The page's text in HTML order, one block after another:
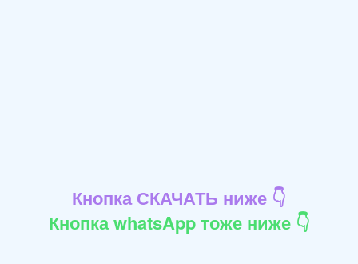
Кнопка СКАЧАТЬ ниже 👇
Кнопка whatsApp тоже ниже 👇